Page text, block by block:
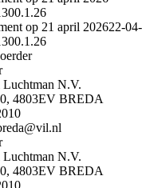
op 21 april 202622-
Luchtman N.V.
4803EV BREDA
Luchtman N.V.
4803EV BREDA